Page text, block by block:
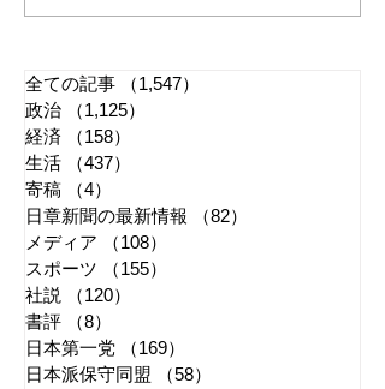
る司法 国民感情は判決
全ての記事 （1,547）
政治
（1,125）
経済
（158）
生活
（437）
寄稿
（4）
日章新聞の最新情報
（82）
メディア
（108）
スポーツ
（155）
社説
（120）
書評
（8）
日本第一党
（169）
日本派保守同盟
（58）